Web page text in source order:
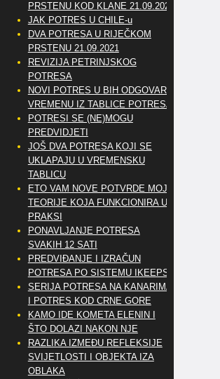
PRSTENU KOD KLANE 21.09.2021
JAK POTRES U CHILE-u
DVA POTRESA U RIJEČKOM
PRSTENU 21.09.2021
REVIZIJA PETRINJSKOG
POTRESA
NOVI POTRES U BIH ODGOVARA
VREMENU IZ TABLICE POTRESA
POTRESI SE (NE)MOGU
PREDVIDJETI
JOŠ DVA POTRESA KOJI SE
UKLAPAJU U VREMENSKU
TABLICU
ETO VAM NOVE POTVRDE MOJE
TEORIJE KOJA FUNKCIONIRA U
PRAKSI
PONAVLJANJE POTRESA
SVAKIH 12 SATI
PREDVIĐANJE I IZRAČUN
POTRESA PO SISTEMU IKEEPS
SERIJA POTRESA NA KANARIMA
I POTRES KOD CRNE GORE
KAMO IDE KOMETA ELENIN I
ŠTO DOLAZI NAKON NJE
RAZLIKA IZMEĐU REFLEKSIJE
SVIJETLOSTI I OBJEKTA IZA
OBLAKA